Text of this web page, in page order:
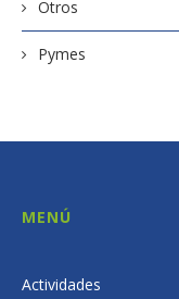
Otros
Pymes
MENÚ
Actividades